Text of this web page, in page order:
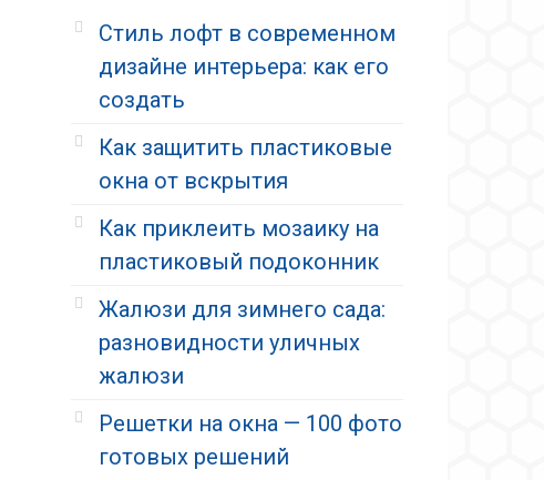
Стиль лофт в современном
дизайне интерьера: как его
создать
Как защитить пластиковые
окна от вскрытия
Как приклеить мозаику на
пластиковый подоконник
Жалюзи для зимнего сада:
разновидности уличных
жалюзи
Решетки на окна — 100 фото
готовых решений